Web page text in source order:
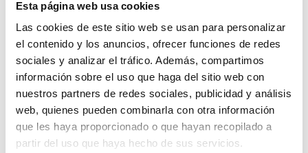
Esta página web usa cookies
Las cookies de este sitio web se usan para personalizar
el contenido y los anuncios, ofrecer funciones de redes
sociales y analizar el tráfico. Además, compartimos
información sobre el uso que haga del sitio web con
nuestros partners de redes sociales, publicidad y análisis
web, quienes pueden combinarla con otra información
que les haya proporcionado o que hayan recopilado a
partir del uso que haya hecho de sus servicios.
Superant la Insuficiència Ovàrica: La Història de
Stéphanie i el seu Camí cap a la Maternitat